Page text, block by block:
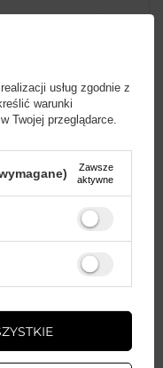
kolejne
usług zgodnie z
warunki
Twojej przeglądarce.
Zawsze
aktywne